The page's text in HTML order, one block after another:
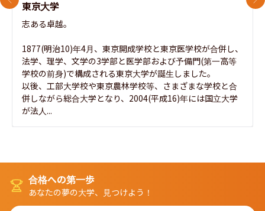
東京大学
志ある卓越。
1877(明治10)年4月、東京開成学校と東京医学校が合併し、
法学、理学、文学の3学部と医学部および予備門(第一高等
学校の前身)で構成される東京大学が誕生しました。
以後、工部大学校や東京農林学校等、さまざまな学校と合
併しながら総合大学となり、2004(平成16)年には国立大学
が法人...
前のスライド 次
合格への第一歩
あなたの夢の大学、見つけよう！